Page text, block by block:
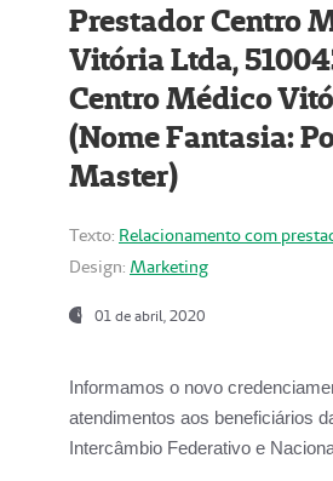
Prestador Centro
Vitória Ltda,
Centro Médico
(Nome Fantasia:
Master)
Texto: Relacionamento com
Design: Marketing
01 de abril, 2020
Informamos o novo
atendimentos aos beneficiários
Intercâmbio Federativo e